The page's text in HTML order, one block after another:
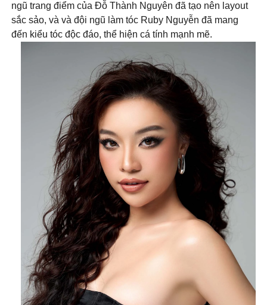
ngũ trang điểm của Đỗ Thành Nguyên đã tạo nên layout
sắc sảo, và và đội ngũ làm tóc Ruby Nguyễn đã mang
đến kiểu tóc độc đáo, thể hiện cá tính mạnh mẽ.